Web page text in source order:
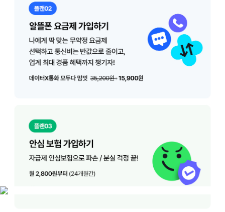
아이폰 자급제 시리즈 반값 구매 플랜